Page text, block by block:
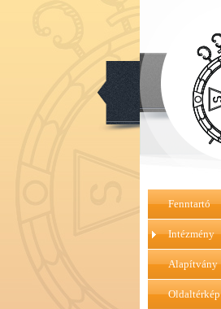
Fenntartó
Intézmény
Alapítvány
Oldaltérkép